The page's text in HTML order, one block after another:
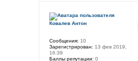
Ковалев Антон
Сообщения: 10
Зарегистрирован: 13 фев 2019,
16:39
Баллы репутации: 0